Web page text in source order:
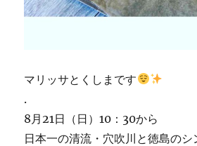
マリッサとくしまです
.
8月21日（日）10：30から
日本一の清流・穴吹川と徳島の